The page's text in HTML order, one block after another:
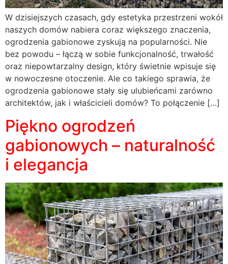
W dzisiejszych czasach, gdy estetyka przestrzeni wokół
naszych domów nabiera coraz większego znaczenia,
ogrodzenia gabionowe zyskują na popularności. Nie
bez powodu – łączą w sobie funkcjonalność, trwałość
oraz niepowtarzalny design, który świetnie wpisuje się
w nowoczesne otoczenie. Ale co takiego sprawia, że
ogrodzenia gabionowe stały się ulubieńcami zarówno
architektów, jak i właścicieli domów? To połączenie […]
Piękno ogrodzeń
gabionowych – naturalność
i elegancja